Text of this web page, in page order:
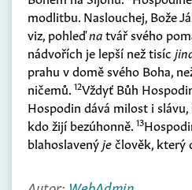
modlitbu. Naslouchej, Bože
viz, pohleďnatvář svého
nádvořích je lepší než tisíc
prahu v domě svého Boha,
ničemů. 12Vždyť Bůh
Hospodin dává milost i
kdo žijí bezúhonně. 13
blahoslavenýječlověk, který